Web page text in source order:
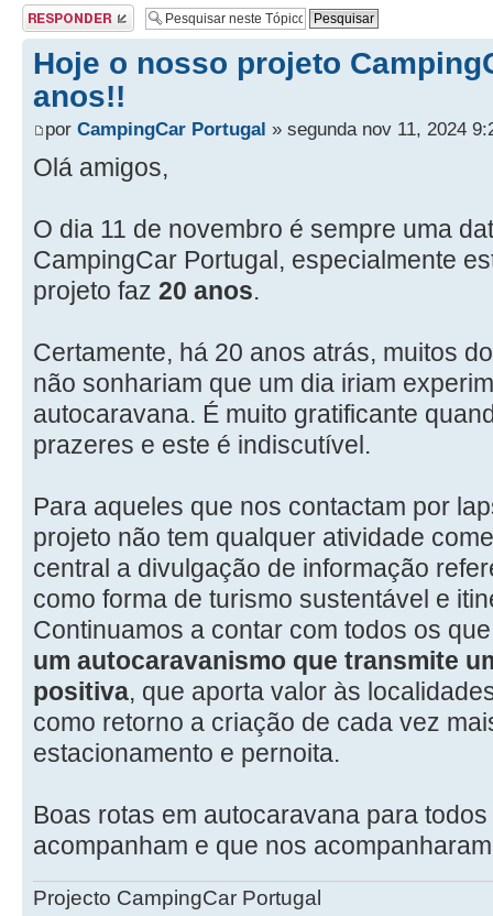
Responder
Hoje o nosso projeto
anos!!
por CampingCar Portugal » segunda nov 11, 2024
Olá amigos,
O dia 11 de novembro é sempre uma
CampingCar Portugal, especialmente
projeto faz 20 anos.
Certamente, há 20 anos atrás, muitos
não sonhariam que um dia iriam
autocaravana. É muito gratificante
prazeres e este é indiscutível.
Para aqueles que nos contactam por
projeto não tem qualquer atividade
central a divulgação de informação
como forma de turismo sustentável e
Continuamos a contar com todos os
um autocaravanismo que transmite
positiva, que aporta valor às
como retorno a criação de cada vez
estacionamento e pernoita.
Boas rotas em autocaravana para
acompanham e que nos
Projecto CampingCar Portugal